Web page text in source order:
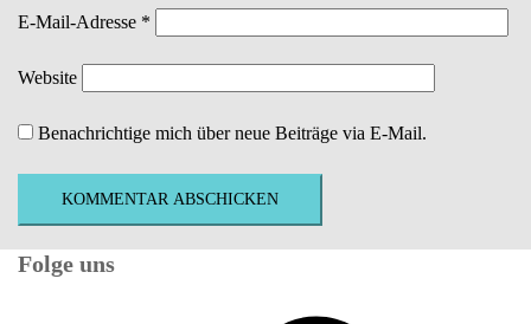
E-Mail-Adresse *
Website
Benachrichtige mich über neue Beiträge via E-Mail.
Folge uns